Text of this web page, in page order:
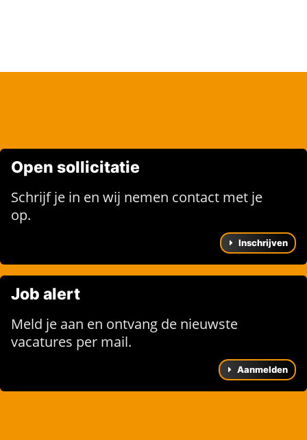
Open sollicitatie
Schrijf je in en wij nemen contact met je
op.
Inschrijven
Job alert
Meld je aan en ontvang de nieuwste
vacatures per mail.
Aanmelden